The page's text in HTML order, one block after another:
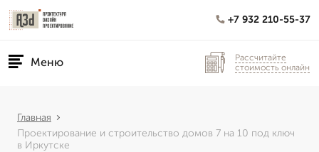
+7 932 210-55-37
Меню
Рассчитайте
стоимость онлайн
Главная
Проектирование и строительство домов 7 на 10 под ключ
в Иркутске